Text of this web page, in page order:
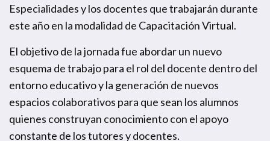
Especialidades y los docentes que trabajarán durante
este año en la modalidad de Capacitación Virtual.
El objetivo de la jornada fue abordar un nuevo
esquema de trabajo para el rol del docente dentro del
entorno educativo y la generación de nuevos
espacios colaborativos para que sean los alumnos
quienes construyan conocimiento con el apoyo
constante de los tutores y docentes.